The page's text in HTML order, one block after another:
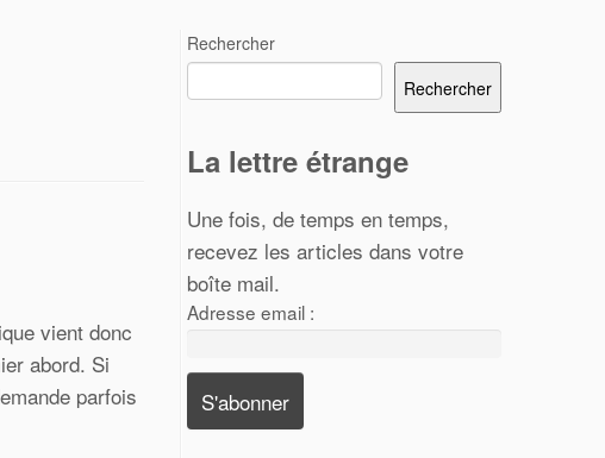
vient donc
abord. Si
parfois
Rechercher
Rechercher
La lettre étrange
Une fois, de temps en temps,
recevez les articles dans votre
boîte mail.
Adresse email :